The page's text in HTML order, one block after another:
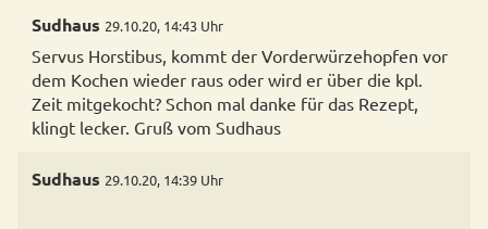
Sudhaus 29.10.20, 14:43 Uhr
Servus Horstibus, kommt der Vorderwürzehopfen vor
dem Kochen wieder raus oder wird er über die kpl.
Zeit mitgekocht? Schon mal danke für das Rezept,
klingt lecker. Gruß vom Sudhaus
Sudhaus 29.10.20, 14:39 Uhr